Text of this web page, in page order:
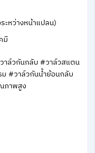
ะหว่างหน้าแปลน)
มี
าล์วกันกลับ #วาล์วสแตน
#วาล์วกันน้ำย้อนกลับ
ภาพสูง